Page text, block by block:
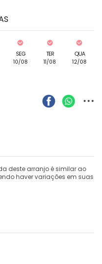
SEG
10/08
TER
11/08
QUA
12/08
...
deste arranjo é similar ao
haver variações em suas